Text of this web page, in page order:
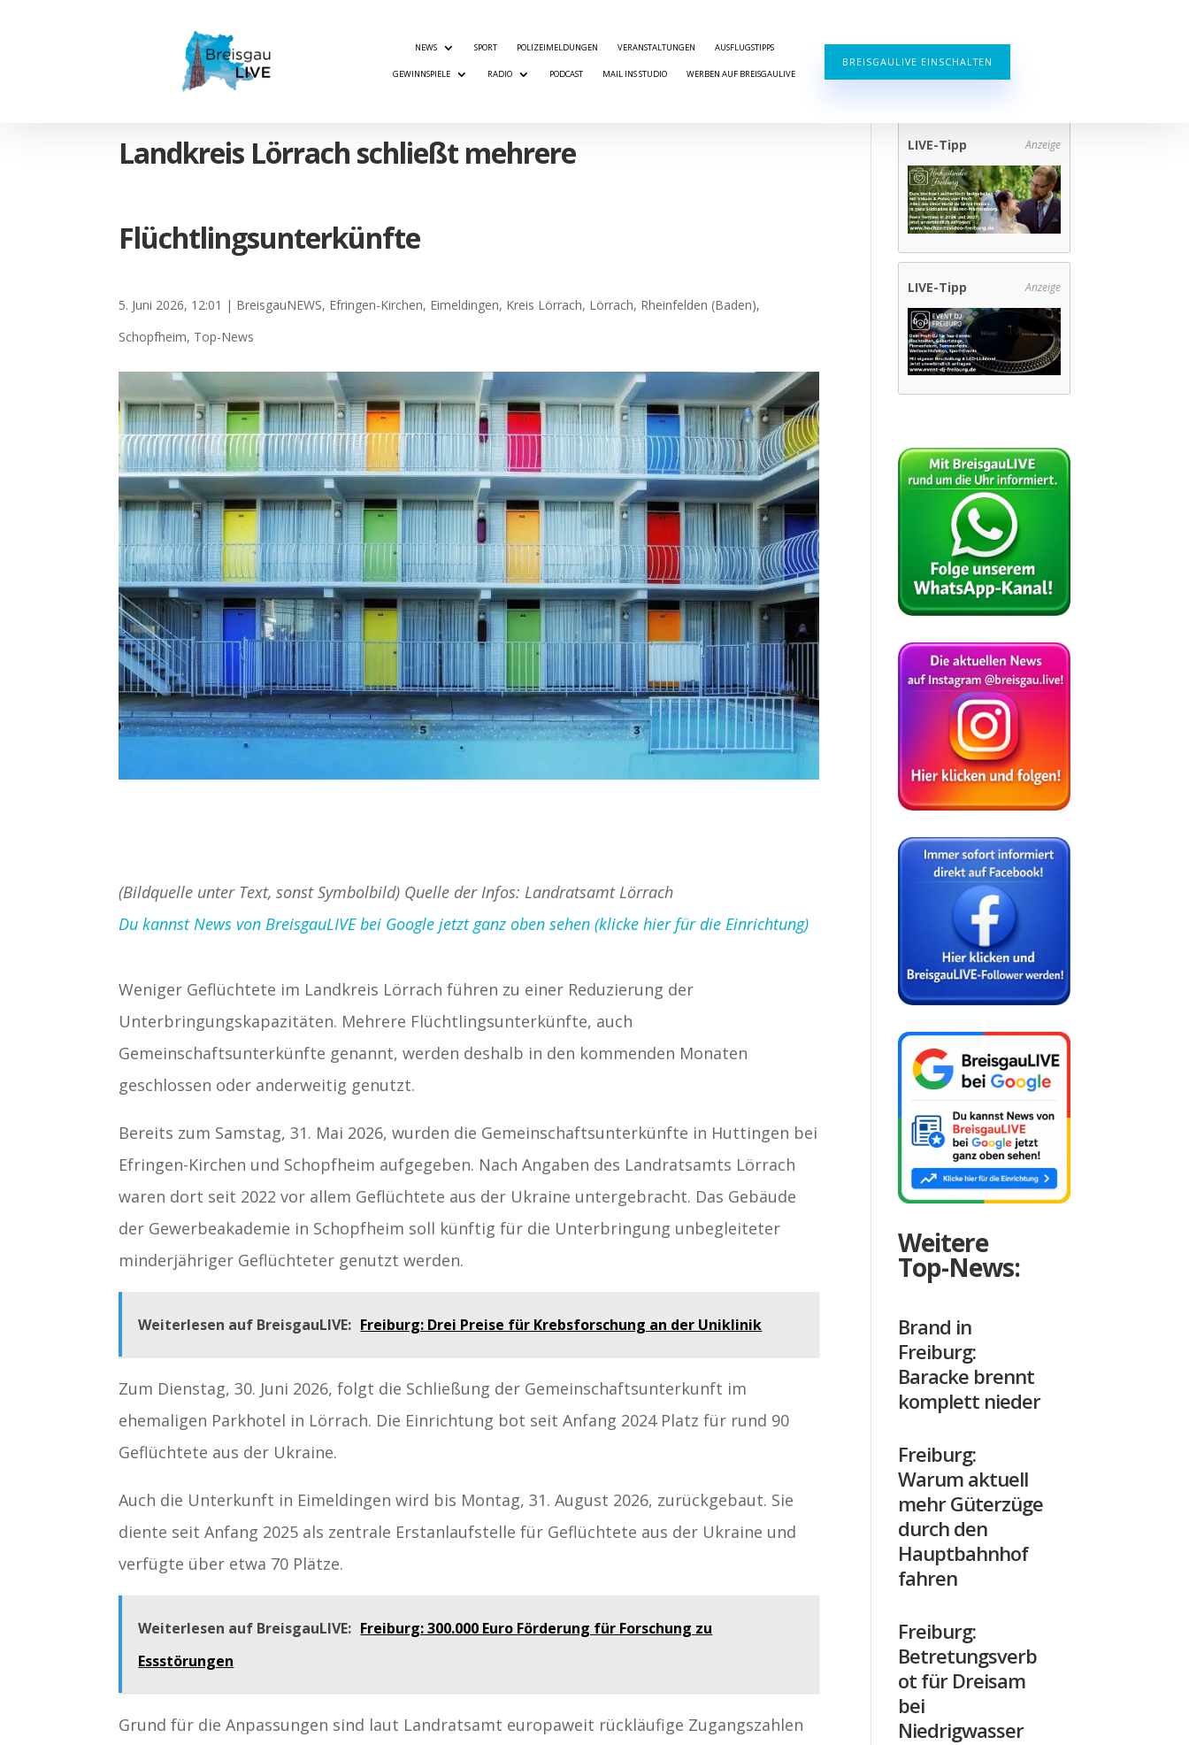
NEWS SPORT POLIZEIMELDUNGEN VERANSTALTUNGEN AUSFLUGSTIPPS
GEWINNSPIELE RADIO PODCAST MAIL INS STUDIO WERBEN AUF BREISGAULIVE
BREISGAULIVE EINSCHALTEN
Landkreis Lörrach schließt mehrere
Flüchtlingsunterkünfte
5. Juni 2026, 12:01 | BreisgauNEWS, Efringen-Kirchen, Eimeldingen, Kreis Lörrach, Lörrach, Rheinfelden (Baden),
Schopfheim, Top-News
(Bildquelle unter Text, sonst Symbolbild) Quelle der Infos: Landratsamt Lörrach
Du kannst News von BreisgauLIVE bei Google jetzt ganz oben sehen (klicke hier für die Einrichtung)
Weniger Geflüchtete im Landkreis Lörrach führen zu einer Reduzierung der
Unterbringungskapazitäten. Mehrere Flüchtlingsunterkünfte, auch
Gemeinschaftsunterkünfte genannt, werden deshalb in den kommenden Monaten
geschlossen oder anderweitig genutzt.
Bereits zum Samstag, 31. Mai 2026, wurden die Gemeinschaftsunterkünfte in Huttingen bei
Efringen-Kirchen und Schopfheim aufgegeben. Nach Angaben des Landratsamts Lörrach
waren dort seit 2022 vor allem Geflüchtete aus der Ukraine untergebracht. Das Gebäude
der Gewerbeakademie in Schopfheim soll künftig für die Unterbringung unbegleiteter
minderjähriger Geflüchteter genutzt werden.
Weiterlesen auf BreisgauLIVE: Freiburg: Drei Preise für Krebsforschung an der Uniklinik
Zum Dienstag, 30. Juni 2026, folgt die Schließung der Gemeinschaftsunterkunft im
ehemaligen Parkhotel in Lörrach. Die Einrichtung bot seit Anfang 2024 Platz für rund 90
Geflüchtete aus der Ukraine.
Auch die Unterkunft in Eimeldingen wird bis Montag, 31. August 2026, zurückgebaut. Sie
diente seit Anfang 2025 als zentrale Erstanlaufstelle für Geflüchtete aus der Ukraine und
verfügte über etwa 70 Plätze.
Weiterlesen auf BreisgauLIVE: Freiburg: 300.000 Euro Förderung für Forschung zu
Essstörungen
Grund für die Anpassungen sind laut Landratsamt europaweit rückläufige Zugangszahlen
LIVE-Tipp Anzeige
LIVE-Tipp Anzeige
Weitere
Top-News:
Brand in
Freiburg:
Baracke brennt
komplett nieder
Freiburg:
Warum aktuell
mehr Güterzüge
durch den
Hauptbahnhof
fahren
Freiburg:
Betretungsverb
ot für Dreisam
bei
Niedrigwasser